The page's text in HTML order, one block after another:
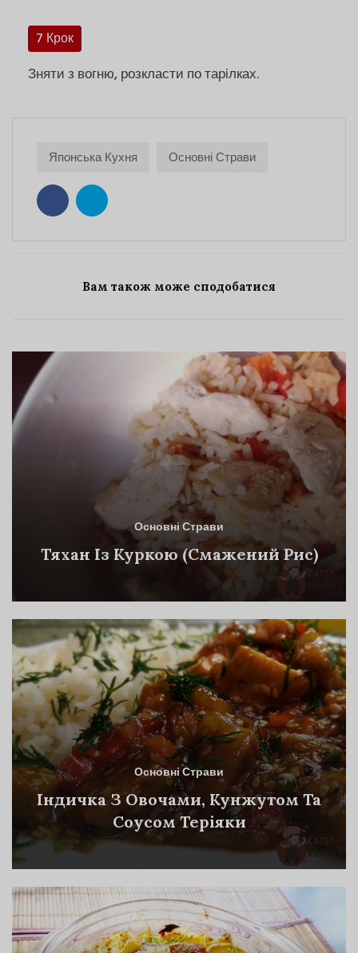
7 Крок
Зняти з вогню, розкласти по тарілках.
Японська Кухня Основні Страви
Вам також може сподобатися
Основні Страви
Тяхан Із Куркою (Смажений Рис)
Основні Страви
Індичка З Овочами, Кунжутом Та
Соусом Теріяки